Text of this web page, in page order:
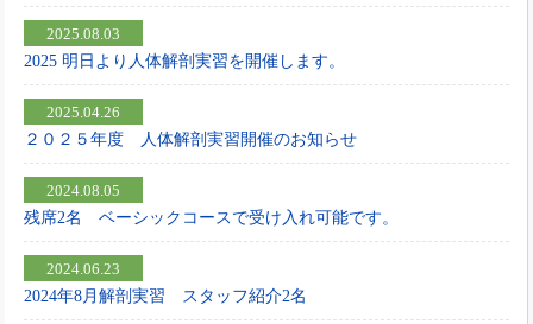
2025.08.03
2025 明日より人体解剖実習を開催します。
2025.04.26
２０２５年度 人体解剖実習開催のお知らせ
2024.08.05
残席2名 ベーシックコースで受け入れ可能です。
2024.06.23
2024年8月解剖実習 スタッフ紹介2名